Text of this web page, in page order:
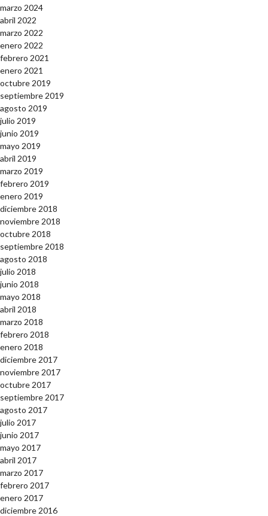
marzo 2024
abril 2022
marzo 2022
enero 2022
febrero 2021
enero 2021
octubre 2019
septiembre 2019
agosto 2019
julio 2019
junio 2019
mayo 2019
abril 2019
marzo 2019
febrero 2019
enero 2019
diciembre 2018
noviembre 2018
octubre 2018
septiembre 2018
agosto 2018
julio 2018
junio 2018
mayo 2018
abril 2018
marzo 2018
febrero 2018
enero 2018
diciembre 2017
noviembre 2017
octubre 2017
septiembre 2017
agosto 2017
julio 2017
junio 2017
mayo 2017
abril 2017
marzo 2017
febrero 2017
enero 2017
diciembre 2016